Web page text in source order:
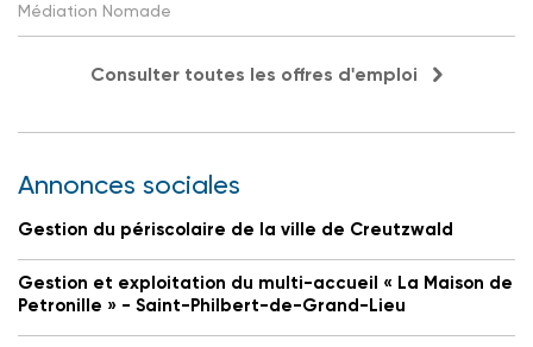
Médiation Nomade
Consulter toutes les offres d'emploi
Annonces sociales
Gestion du périscolaire de la ville de Creutzwald
Gestion et exploitation du multi-accueil « La Maison de
Petronille » - Saint-Philbert-de-Grand-Lieu